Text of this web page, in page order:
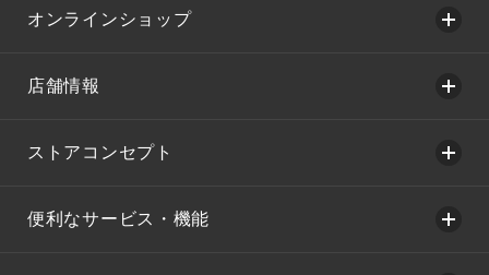
オンラインショップ
店舗情報
ストアコンセプト
便利なサービス・機能